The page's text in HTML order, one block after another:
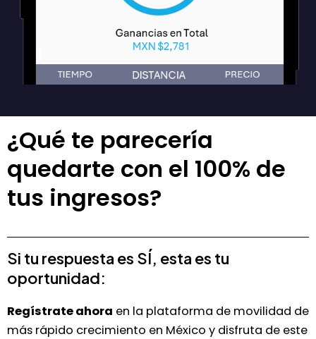
¿Qué te parecería
quedarte con el 100% de
tus ingresos?
Si tu respuesta es SÍ, esta es tu
oportunidad:
Regístrate ahora en la plataforma de movilidad de
más rápido crecimiento en México y disfruta de este